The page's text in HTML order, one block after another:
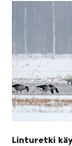
Linturetki